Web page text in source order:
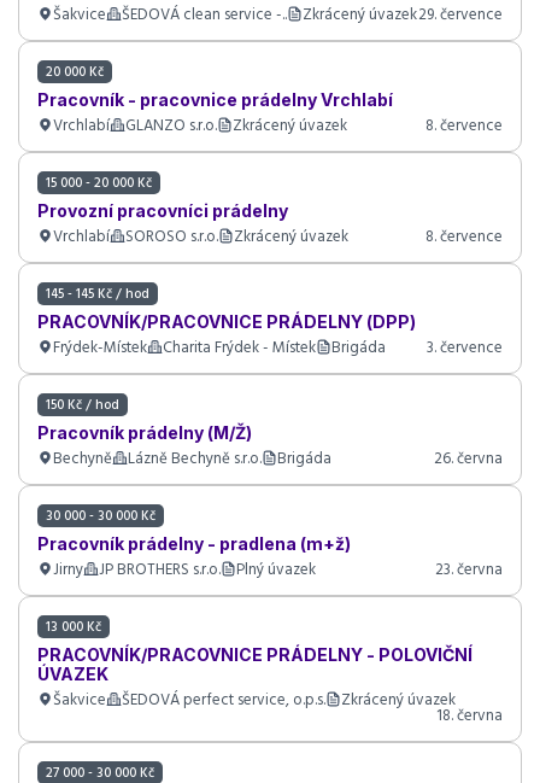
Šakvice ŠEDOVÁ clean service -.. Zkrácený úvazek29. července
20 000 Kč
Pracovník - pracovnice prádelny Vrchlabí
Vrchlabí GLANZO s.r.o. Zkrácený úvazek 8. července
15 000 - 20 000 Kč
Provozní pracovníci prádelny
Vrchlabí SOROSO s.r.o. Zkrácený úvazek 8. července
145 - 145 Kč / hod
PRACOVNÍK/PRACOVNICE PRÁDELNY (DPP)
Frýdek-Místek Charita Frýdek - Místek Brigáda 3. července
150 Kč / hod
Pracovník prádelny (M/Ž)
Bechyně Lázně Bechyně s.r.o. Brigáda 26. června
30 000 - 30 000 Kč
Pracovník prádelny - pradlena (m+ž)
Jirny JP BROTHERS s.r.o. Plný úvazek 23. června
13 000 Kč
PRACOVNÍK/PRACOVNICE PRÁDELNY - POLOVIČNÍ
ÚVAZEK
Šakvice ŠEDOVÁ perfect service, o.p.s. Zkrácený úvazek
18. června
27 000 - 30 000 Kč